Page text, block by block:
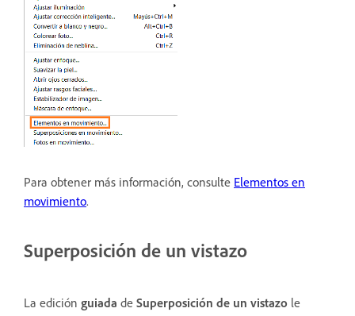
Para obtener más información, consulte Elementos en
movimiento.
Superposición de un vistazo
La edición guiada de Superposición de un vistazo le